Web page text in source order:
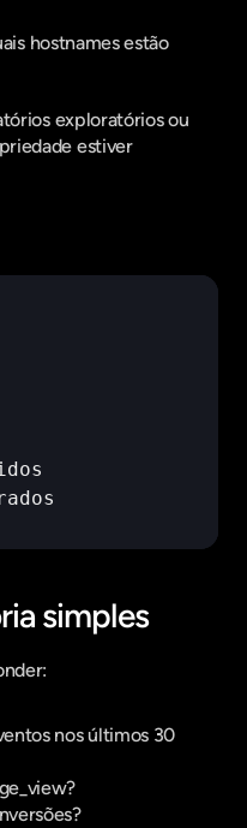
hostnames estão
exploratórios ou
estiver
simples
nos últimos 30